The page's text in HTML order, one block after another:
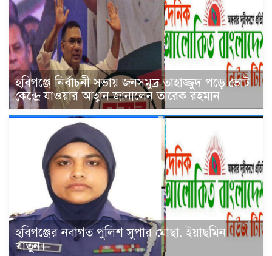
হবিগঞ্জে নির্বাচনী সভায় জনসমুদ্র তাহাজ্জুদ পড়ে ভোট
কেন্দ্রে যাওয়ার আহ্বান জানালেন তারেক রহমান
হবিগঞ্জের নবাগত পুলিশ সুপার মোছা. ইয়াছমিন
খাতুন।